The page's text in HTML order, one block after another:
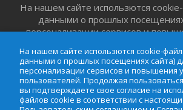
В музей всей семьёй
01 августа 2026
01 августа 2026
Не женское это дело...уверены?
01 августа 2026
Все силы в кулак
На нашем сайте использются
данными о прошлых
персонализации сервисов и
сайтом, вы подтверждаете свое
использование файлов cookie в
настоящим уведомлением,
соглашениеми
конфиденциальности. Запретить
На нашем сайте использются cookie-
данными о прошлых посещениях сайта)
персонализации сервисов и повышения
пользователей. Продолжая
вы подтверждаете свое согласие на
файлов cookie в соответствии с